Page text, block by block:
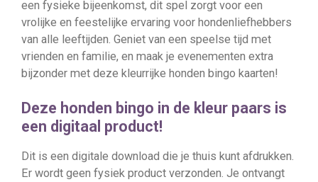
een fysieke bijeenkomst, dit spel zorgt voor een
vrolijke en feestelijke ervaring voor hondenliefhebbers
van alle leeftijden. Geniet van een speelse tijd met
vrienden en familie, en maak je evenementen extra
bijzonder met deze kleurrijke honden bingo kaarten!
Deze honden bingo in de kleur paars is
een digitaal product!
Dit is een digitale download die je thuis kunt afdrukken.
Er wordt geen fysiek product verzonden. Je ontvangt